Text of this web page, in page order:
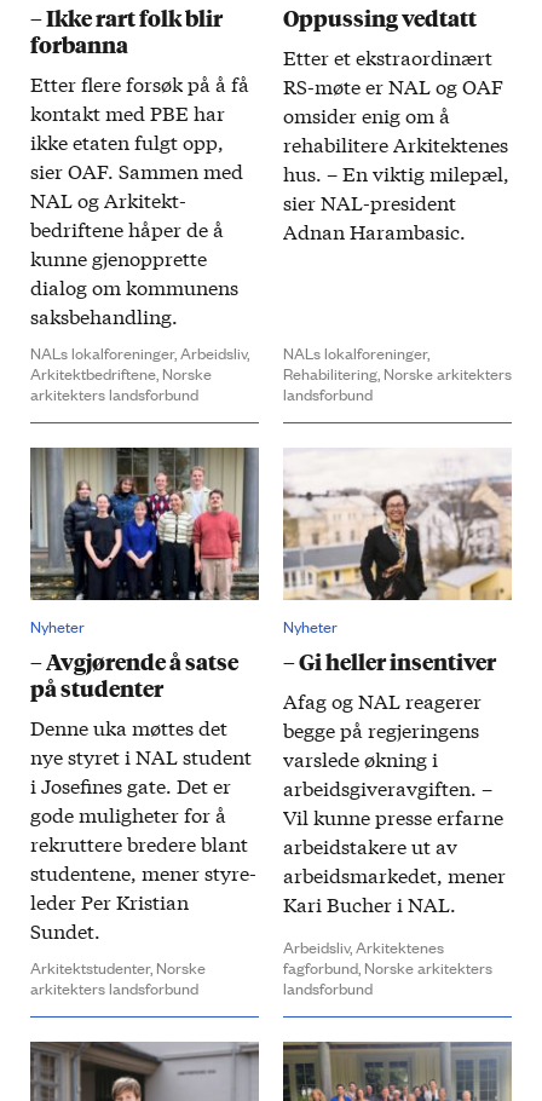
– Ikke rart folk blir
forbanna
Etter flere forsøk på å få
kontakt med PBE har
ikke etaten fulgt opp,
sier OAF. Sammen med
NAL og Arkitekt­
bedriftene håper de å
kunne gjen­opprette
dialog om kommunens
saks­behandling.
NALs lokalforeninger,Arbeidsliv,
Arkitektbedriftene, Norske
arkitekters landsforbund
Oppussing vedtatt
Etter et ekstra­ordinært
RS-møte er NAL og OAF
omsider enig om å
rehabilitere Arkitektenes
hus. – En viktig mile­pæl,
sier NAL-president
Adnan Harambasic.
NALs lokalforeninger,
Rehabilitering, Norske arkitekters
landsforbund
Nyheter
– Avgjørende å satse
på studenter
Denne uka møttes det
nye styret i NAL student
i Josefines gate. Det er
gode muligheter for å
rekruttere bredere blant
studentene, mener styre­
leder Per Kristian
Sundet.
Arkitektstudenter, Norske
arkitekters landsforbund
Nyheter
– Gi heller insentiver
Afag og NAL reagerer
begge på regjeringens
varslede økning i
arbeidsgiver­avgiften. –
Vil kunne presse erfarne
arbeids­takere ut av
arbeids­markedet, mener
Kari Bucher i NAL.
Arbeidsliv,Arkitektenes
fagforbund, Norske arkitekters
landsforbund